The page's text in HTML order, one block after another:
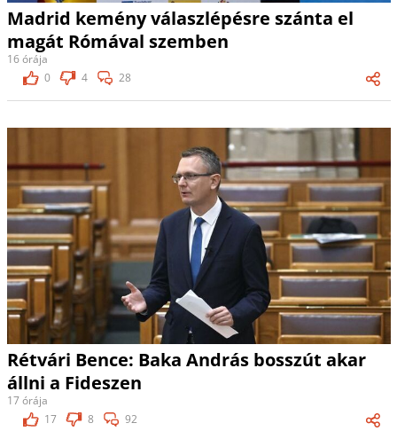
Madrid kemény válaszlépésre szánta el
magát Rómával szemben
16 órája
0
4 28
Rétvári Bence: Baka András bosszút akar
állni a Fideszen
17 órája
17
8 92